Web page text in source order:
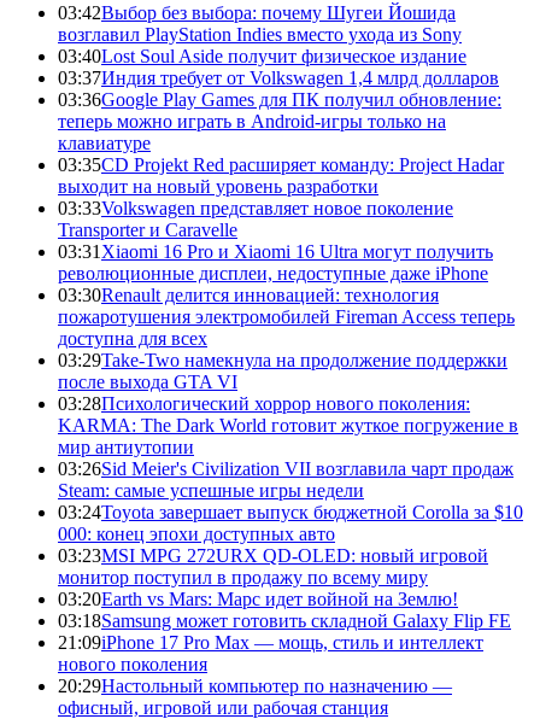
03:42Выбор без выбора: почему Шугеи Йошида
возглавил PlayStation Indies вместо ухода из Sony
03:40Lost Soul Aside получит физическое издание
03:37Индия требует от Volkswagen 1,4 млрд долларов
03:36Google Play Games для ПК получил обновление:
теперь можно играть в Android-игры только на
клавиатуре
03:35CD Projekt Red расширяет команду: Project Hadar
выходит на новый уровень разработки
03:33Volkswagen представляет новое поколение
Transporter и Caravelle
03:31 Xiaomi 16 Pro и Xiaomi 16 Ultra могут получить
революционные дисплеи, недоступные даже iPhone
03:30Renault делится инновацией: технология
пожаротушения электромобилей Fireman Access теперь
доступна для всех
03:29Take-Two намекнула на продолжение поддержки
после выхода GTA VI
03:28Психологический хоррор нового поколения:
KARMA: The Dark World готовит жуткое погружение в
мир антиутопии
03:26Sid Meier's Civilization VII возглавила чарт продаж
Steam: самые успешные игры недели
03:24Toyota завершает выпуск бюджетной Corolla за $10
000: конец эпохи доступных авто
03:23MSI MPG 272URX QD-OLED: новый игровой
монитор поступил в продажу по всему миру
03:20Earth vs Mars: Марс идет войной на Землю!
03:18Samsung может готовить складной Galaxy Flip FE
21:09iPhone 17 Pro Max — мощь, стиль и интеллект
нового поколения
20:29Настольный компьютер по назначению —
офисный, игровой или рабочая станция